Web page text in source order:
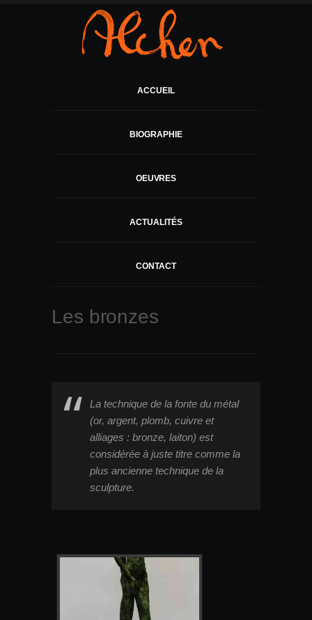
ACCUEIL
BIOGRAPHIE
OEUVRES
ACTUALITÉS
CONTACT
Les bronzes
La technique de la fonte du métal
(or, argent, plomb, cuivre et
alliages : bronze, laiton) est
considérée à juste titre comme la
plus ancienne technique de la
sculpture.